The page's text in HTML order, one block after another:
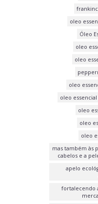
oleo
Óleo
oleo
oleo
oleo
oleo
oleo
oleo
oleo
mas também às
cabelos e a
apelo
fortalecendo